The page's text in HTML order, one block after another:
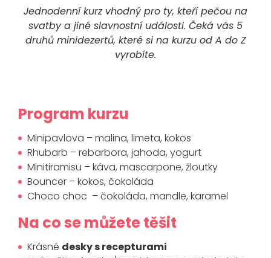
Jednodenní kurz vhodný pro ty, kteří pečou na
svatby a jiné slavnostní události. Čeká vás 5
druhů minidezertů, které si na kurzu od A do Z
vyrobíte.
Program kurzu
Minipavlova – malina, limeta, kokos
Rhubarb – rebarbora, jahoda, yogurt
Minitiramisu – káva, mascarpone, žloutky
Bouncer – kokos, čokoláda
Choco choc – čokoláda, mandle, karamel
Na co se můžete těšit
Krásné desky s recepturami